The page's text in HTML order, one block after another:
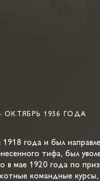
1956 ГОДА
года и был
тифа, был
мае 1920 года по
командные